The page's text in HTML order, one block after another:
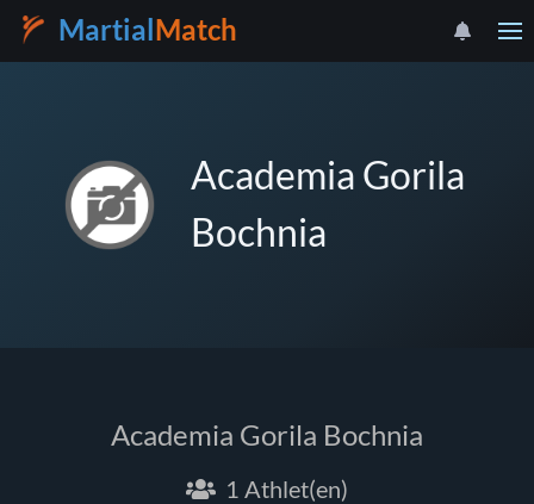
Martial Match
Academia Gorila
Bochnia
Academia Gorila Bochnia
1 Athlet(en)